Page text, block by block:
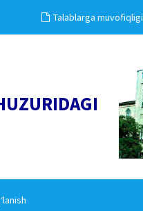
Talablarga muvofiqligi